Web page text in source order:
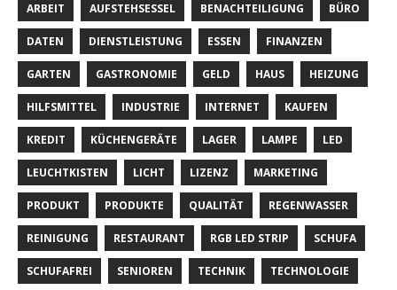
ARBEIT AUFSTEHSESSEL BENACHTEILIGUNG BÜRO
DATEN DIENSTLEISTUNG ESSEN FINANZEN
GARTEN GASTRONOMIE GELD HAUS HEIZUNG
HILFSMITTEL INDUSTRIE INTERNET KAUFEN
KREDIT KÜCHENGERÄTE LAGER LAMPE LED
LEUCHTKISTEN LICHT LIZENZ MARKETING
PRODUKT PRODUKTE QUALITÄT REGENWASSER
REINIGUNG RESTAURANT RGB LED STRIP SCHUFA
SCHUFAFREI SENIOREN TECHNIK TECHNOLOGIE